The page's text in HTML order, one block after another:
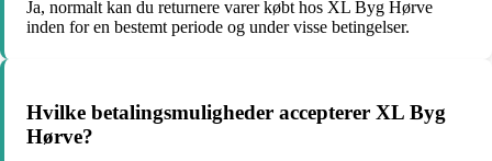
Ja, normalt kan du returnere varer købt hos XL Byg Hørve
inden for en bestemt periode og under visse betingelser.
Hvilke betalingsmuligheder accepterer XL Byg
Hørve?